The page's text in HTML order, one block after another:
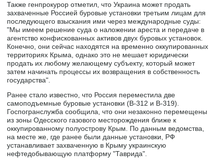
Также генпрокурор отметил, что Украина может продать
захваченные Россией буровые установки третьим лицам для
последующего взыскания ими через международные суды:
"Мы имеем решение суда о наложении ареста и передаче в
агентство конфискованных активов двух буровых установок.
Конечно, они сейчас находятся на временно оккупированных
территориях Крыма, однако это не мешает юридически
продать их любому желающему субъекту, который может
затем начинать процессы их возвращения в собственность
государства".
Ранее стало известно, что Россия переместила две
самоподъемные буровые установки (В-312 и В-319).
Госпогранслужба сообщила, что они незаконно перемещены
из зоны Одесского газового месторождения ближе к
оккупированному полуострову Крым. По данным ведомства,
на месте же, где ранее были данные установки, РФ
устанавливает захваченную в Крыму украинскую
нефтедобывающую платформу "Таврида".